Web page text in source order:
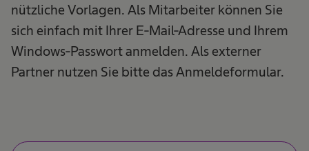
nützliche Vorlagen. Als Mitarbeiter können Sie
sich einfach mit Ihrer E-Mail-Adresse und Ihrem
Windows-Passwort anmelden. Als externer
Partner nutzen Sie bitte das Anmeldeformular.